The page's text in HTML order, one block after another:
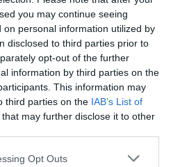
you may continue seeing
on personal information utilized by
disclosed to third parties prior to
opt-out of the further
information by third parties on the
This information may
third parties on the IAB’s List of
that may further disclose it to other
Opt Outs